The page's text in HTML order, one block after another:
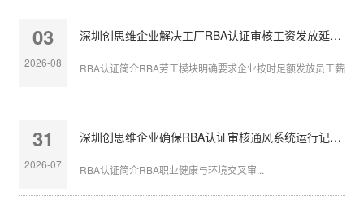
03
2026-08
深圳创思维企业解决工厂RBA认证审核工资发放延迟问题
RBA认证简介RBA劳工模块明确要求企业按时足额发放员工薪酬
31
2026-07
深圳创思维企业确保RBA认证审核通风系统运行记录完整
RBA认证简介RBA职业健康与环境交叉审...